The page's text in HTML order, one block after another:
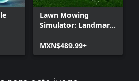
Lawn Mowing
Simulator: Landmark
MXN$489.99+